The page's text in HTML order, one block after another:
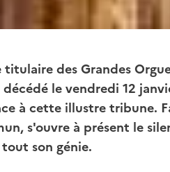
des Grandes
décédé le vendredi 12
à cette illustre tribune.
s'ouvre à présent le
son génie.